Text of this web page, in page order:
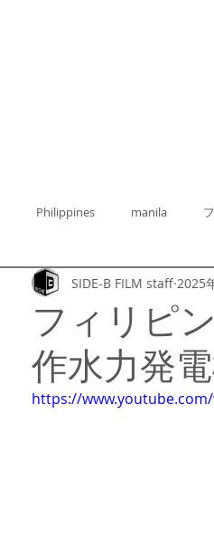
Philippines manila
ピン撮影許可 フィリピンセブ
ピンフォトグラファー Cebu
フィリピ
作水力発
SIDE-B FILM staff 2025
https://www.youtube.com/